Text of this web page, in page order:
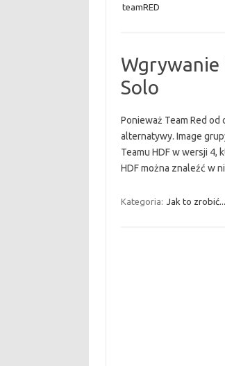
teamRED
Wgrywanie
Solo
Ponieważ Team Red
alternatywy. Image
Teamu HDF w wersji 4,
HDF można znaleźć w
Kategoria: Jak to zrobić...